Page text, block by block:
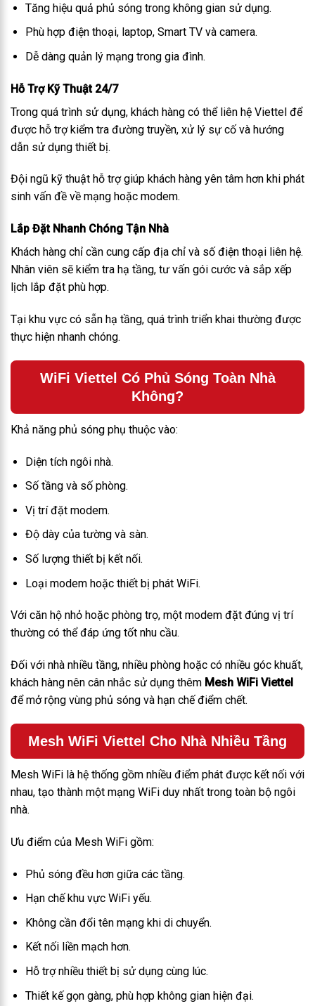
Tăng hiệu quả phủ sóng trong không gian sử dụng.
Phù hợp điện thoại, laptop, Smart TV và camera.
Dễ dàng quản lý mạng trong gia đình.
Hỗ Trợ Kỹ Thuật 24/7
Trong quá trình sử dụng, khách hàng có thể liên hệ Viettel để
được hỗ trợ kiểm tra đường truyền, xử lý sự cố và hướng
dẫn sử dụng thiết bị.
Đội ngũ kỹ thuật hỗ trợ giúp khách hàng yên tâm hơn khi phát
sinh vấn đề về mạng hoặc modem.
Lắp Đặt Nhanh Chóng Tận Nhà
Khách hàng chỉ cần cung cấp địa chỉ và số điện thoại liên hệ.
Nhân viên sẽ kiểm tra hạ tầng, tư vấn gói cước và sắp xếp
lịch lắp đặt phù hợp.
Tại khu vực có sẵn hạ tầng, quá trình triển khai thường được
thực hiện nhanh chóng.
WiFi Viettel Có Phủ Sóng Toàn Nhà
Không?
Khả năng phủ sóng phụ thuộc vào:
Diện tích ngôi nhà.
Số tầng và số phòng.
Vị trí đặt modem.
Độ dày của tường và sàn.
Số lượng thiết bị kết nối.
Loại modem hoặc thiết bị phát WiFi.
Với căn hộ nhỏ hoặc phòng trọ, một modem đặt đúng vị trí
thường có thể đáp ứng tốt nhu cầu.
Đối với nhà nhiều tầng, nhiều phòng hoặc có nhiều góc khuất,
khách hàng nên cân nhắc sử dụng thêm Mesh WiFi Viettel
để mở rộng vùng phủ sóng và hạn chế điểm chết.
Mesh WiFi Viettel Cho Nhà Nhiều Tầng
Mesh WiFi là hệ thống gồm nhiều điểm phát được kết nối với
nhau, tạo thành một mạng WiFi duy nhất trong toàn bộ ngôi
nhà.
Ưu điểm của Mesh WiFi gồm:
Phủ sóng đều hơn giữa các tầng.
Hạn chế khu vực WiFi yếu.
Không cần đổi tên mạng khi di chuyển.
Kết nối liền mạch hơn.
Hỗ trợ nhiều thiết bị sử dụng cùng lúc.
Thiết kế gọn gàng, phù hợp không gian hiện đại.